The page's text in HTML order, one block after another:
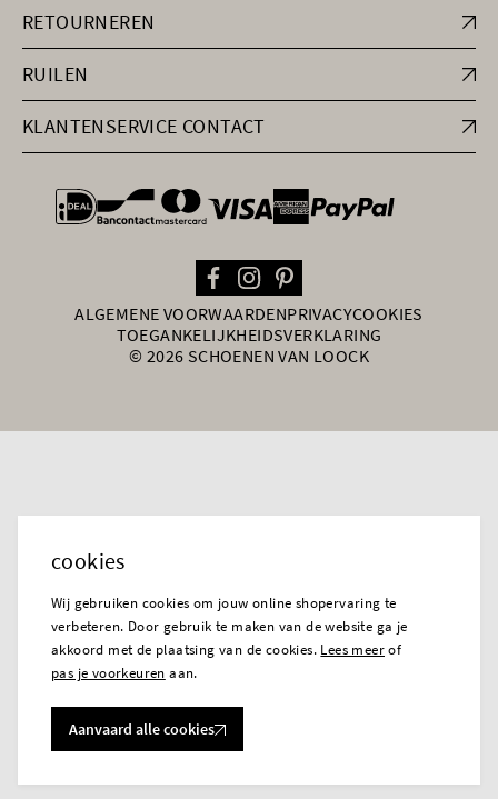
RETOURNEREN
RUILEN
KLANTENSERVICE CONTACT
general.paymentOptions
ALGEMENE VOORWAARDENPRIVACYCOOKIES
TOEGANKELIJKHEIDSVERKLARING
© 2026 SCHOENEN VAN LOOCK
cookies
Wij gebruiken cookies om jouw online shopervaring te
verbeteren. Door gebruik te maken van de website ga je
akkoord met de plaatsing van de cookies. Lees meerof
pas je voorkeuren aan.
Aanvaard alle cookies